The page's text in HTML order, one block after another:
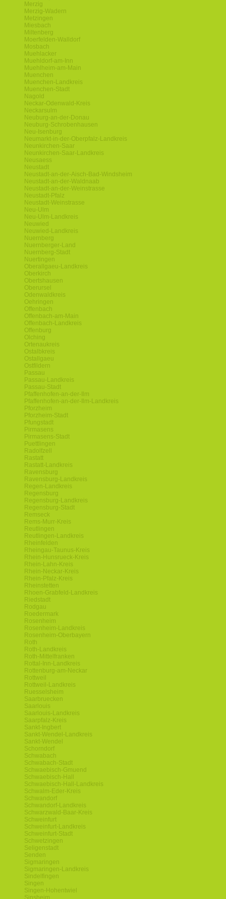
Merzig
Merzig-Wadern
Metzingen
Miesbach
Miltenberg
Moerfelden-Walldorf
Mosbach
Muehlacker
Muehldorf-am-Inn
Muehlheim-am-Main
Muenchen
Muenchen-Landkreis
Muenchen-Stadt
Nagold
Neckar-Odenwald-Kreis
Neckarsulm
Neuburg-an-der-Donau
Neuburg-Schrobenhausen
Neu-Isenburg
Neumarkt-in-der-Oberpfalz-Landkreis
Neunkirchen-Saar
Neunkirchen-Saar-Landkreis
Neusaess
Neustadt
Neustadt-an-der-Aisch-Bad-Windsheim
Neustadt-an-der-Waldnaab
Neustadt-an-der-Weinstrasse
Neustadt-Pfalz
Neustadt-Weinstrasse
Neu-Ulm
Neu-Ulm-Landkreis
Neuwied
Neuwied-Landkreis
Nuernberg
Nuernberger-Land
Nuernberg-Stadt
Nuertingen
Oberallgaeu-Landkreis
Oberkirch
Obertshausen
Oberursel
Odenwaldkreis
Oehringen
Offenbach
Offenbach-am-Main
Offenbach-Landkreis
Offenburg
Olching
Ortenaukreis
Ostalbkreis
Ostallgaeu
Ostfildern
Passau
Passau-Landkreis
Passau-Stadt
Pfaffenhofen-an-der-Ilm
Pfaffenhofen-an-der-Ilm-Landkreis
Pforzheim
Pforzheim-Stadt
Pfungstadt
Pirmasens
Pirmasens-Stadt
Puettlingen
Radolfzell
Rastatt
Rastatt-Landkreis
Ravensburg
Ravensburg-Landkreis
Regen-Landkreis
Regensburg
Regensburg-Landkreis
Regensburg-Stadt
Remseck
Rems-Murr-Kreis
Reutlingen
Reutlingen-Landkreis
Rheinfelden
Rheingau-Taunus-Kreis
Rhein-Hunsrueck-Kreis
Rhein-Lahn-Kreis
Rhein-Neckar-Kreis
Rhein-Pfalz-Kreis
Rheinstetten
Rhoen-Grabfeld-Landkreis
Riedstadt
Rodgau
Roedermark
Rosenheim
Rosenheim-Landkreis
Rosenheim-Oberbayern
Roth
Roth-Landkreis
Roth-Mittelfranken
Rottal-Inn-Landkreis
Rottenburg-am-Neckar
Rottweil
Rottweil-Landkreis
Ruesselsheim
Saarbruecken
Saarlouis
Saarlouis-Landkreis
Saarpfalz-Kreis
Sankt-Ingbert
Sankt-Wendel-Landkreis
Sankt-Wendel
Schorndorf
Schwabach
Schwabach-Stadt
Schwaebisch-Gmuend
Schwaebisch-Hall
Schwaebisch-Hall-Landkreis
Schwalm-Eder-Kreis
Schwandorf
Schwandorf-Landkreis
Schwarzwald-Baar-Kreis
Schweinfurt
Schweinfurt-Landkreis
Schweinfurt-Stadt
Schwetzingen
Seligenstadt
Senden
Sigmaringen
Sigmaringen-Landkreis
Sindelfingen
Singen
Singen-Hohentwiel
Sinsheim